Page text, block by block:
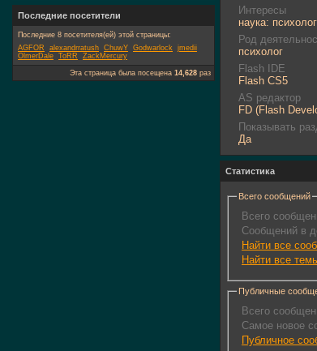
Интересы
наука:
Род
психолог
Flash IDE
Flash CS5
AS редактор
FD (Flash
Показывать
Да
Статистика
Всего сообщений
Всего
Сообщений в
Найти все
Найти все
Публичные
Всего
Самое новое
Публичное
Последние посетители
Последние 8 посетителя(ей) этой страницы:
AGFOR
alexandrratush ChuwY Godwarlock jmedii
OlmerDale ToRR ZackMercury
Эта страница была посещена 14,628 раз